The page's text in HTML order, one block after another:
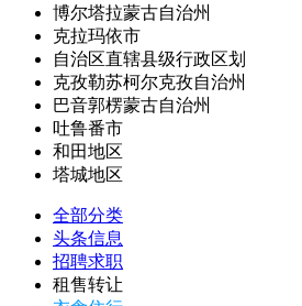
博尔塔拉蒙古自治州
克拉玛依市
自治区直辖县级行政区划
克孜勒苏柯尔克孜自治州
巴音郭楞蒙古自治州
吐鲁番市
和田地区
塔城地区
全部分类
头条信息
招聘求职
租售转让